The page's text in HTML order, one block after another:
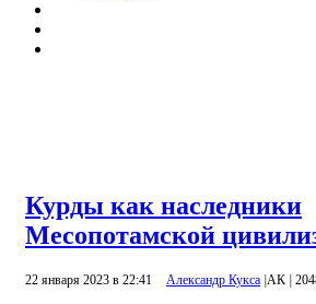
Курды как наследники
Месопотамской
22 января 2023 в 22:41 Александр Кукса |АК |